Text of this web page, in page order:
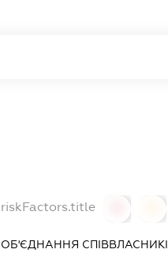
riskFactors.title
ОБ'ЄДНАННЯ